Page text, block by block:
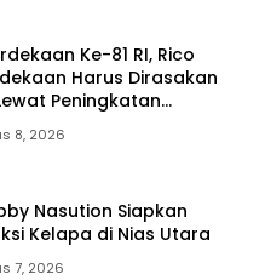
Ke-81 RI, Rico
Harus Dirasakan
Peningkatan
8, 2026
Nasution Siapkan
Kelapa di Nias Utara
7, 2026